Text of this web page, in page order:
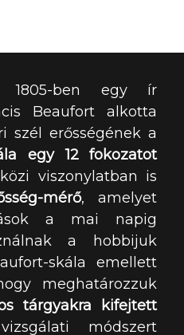
1805-ben egy ír
Beaufort alkotta
szél erősségének a
egy 12 fokozatot
viszonylatban is
mérő, amelyet
a mai napig
a hobbijuk
skála emellett
meghatározzuk
tárgyakra kifejtett
módszert